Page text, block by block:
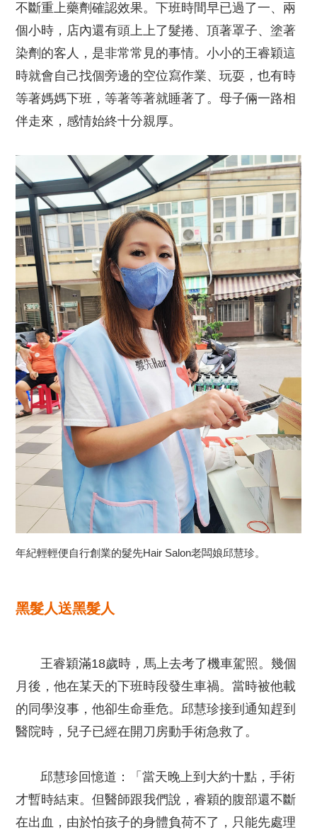
不斷重上藥劑確認效果。下班時間早已過了一、兩
個小時，店內還有頭上上了髮捲、頂著罩子、塗著
染劑的客人，是非常常見的事情。小小的王睿穎這
時就會自己找個旁邊的空位寫作業、玩耍，也有時
等著媽媽下班，等著等著就睡著了。母子倆一路相
伴走來，感情始終十分親厚。
年紀輕輕便自行創業的髮先Hair Salon老闆娘邱慧珍。
黑髮人送黑髮人
王睿穎滿18歲時，馬上去考了機車駕照。幾個
月後，他在某天的下班時段發生車禍。當時被他載
的同學沒事，他卻生命垂危。邱慧珍接到通知趕到
醫院時，兒子已經在開刀房動手術急救了。
邱慧珍回憶道：「當天晚上到大約十點，手術
才暫時結束。但醫師跟我們說，睿穎的腹部還不斷
在出血，由於怕孩子的身體負荷不了，只能先處理